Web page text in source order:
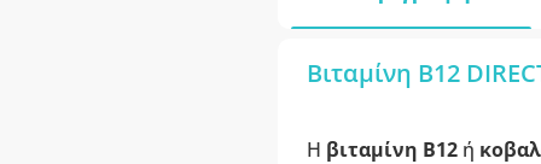
Βιταμίνη B12
Η βιταμίνη Β12ή